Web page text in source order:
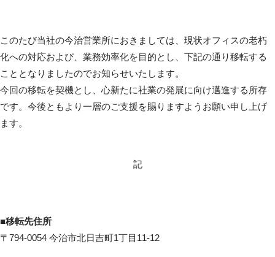
このたび当社の今治営業所におきましては、現状オフィスの老朽
化への対応および、業務効率化を目的とし、下記の通り移転する
こととなりましたのでお知らせいたします。
今回の移転を契機とし、心新たに社業の発展に向け邁進する所存
です。今後ともより一層のご支援を賜りますようお願い申し上げ
ます。
記
■移転先住所
〒794-0054 今治市北日吉町1丁目11-12